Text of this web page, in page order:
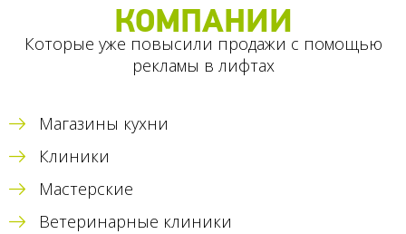
КОМПАНИИ
Которые уже повысили продажи с помощью
рекламы в лифтах
Магазины кухни
Клиники
Мастерские
Ветеринарные клиники